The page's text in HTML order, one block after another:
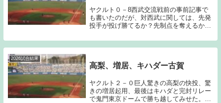
ヤクルト０－8西武交流戦前の事前記事で
も書いたのだが、対西武に関しては、先発
投手が投げ勝てるか？先制点を奪えるか？
実際には、平良、渡邉、武内から得点を奪
うことが出来ず、先発投手が投げ負けるこ
2026試合結果
高梨、増居、キハダー古賀
ヤクルト２－０巨人驚きの高梨の快投、驚
きの増居起用、最後はキハダと完封リレー
で鬼門東京ドームで勝ち越してみせた。表